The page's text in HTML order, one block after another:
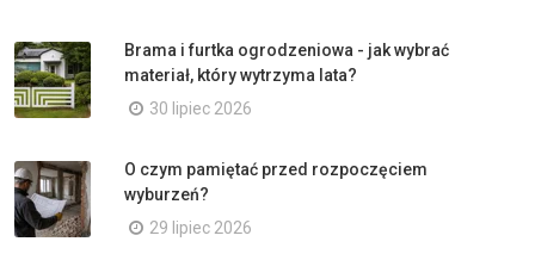
Brama i furtka ogrodzeniowa - jak wybrać
materiał, który wytrzyma lata?
30 lipiec 2026
O czym pamiętać przed rozpoczęciem
wyburzeń?
29 lipiec 2026